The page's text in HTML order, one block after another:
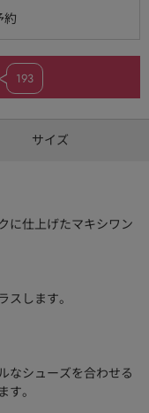
193
サイズ
に仕上げたマキシワン
します。
なシューズを合わせる
。